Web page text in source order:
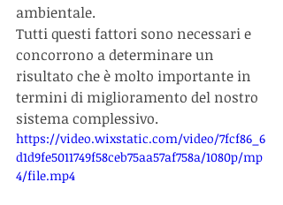
ambientale.
Tutti questi fattori sono necessari e
concorrono a determinare un
risultato che è molto importante in
termini di miglioramento del nostro
sistema complessivo.
https://video.wixstatic.com/video/7fcf86_6
d1d9fe5011749f58ceb75aa57af758a/1080p/mp
4/file.mp4